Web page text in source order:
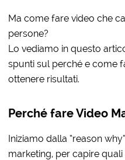
Ma come fare video che
persone?
Lo vediamo in questo
spunti sul perché e come
ottenere risultati.
Perché fare Video
Iniziamo dalla “reason
marketing, per capire